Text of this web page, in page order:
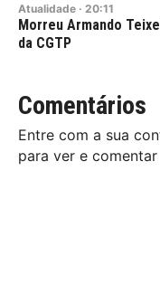
Atualidade · 20:11
Morreu Armando
da CGTP
Comentários
Entre com a sua
para ver e comentar